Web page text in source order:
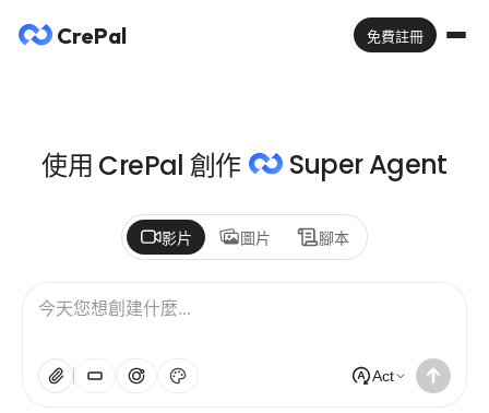
CrePal 免費註冊
使用 CrePal 創作 Super Agent
影片 圖片 腳本
Act